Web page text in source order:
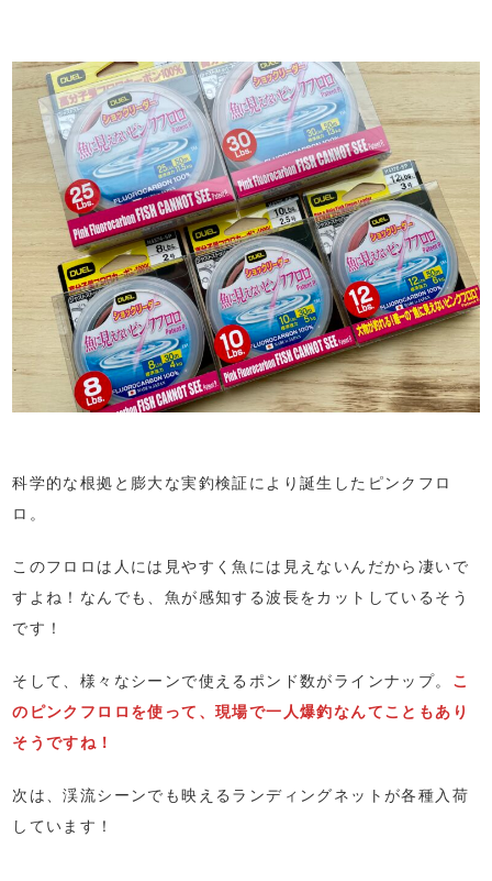
科学的な根拠と膨大な実釣検証により誕生したピンクフロ
ロ。
このフロロは人には見やすく魚には見えないんだから凄いで
すよね！なんでも、魚が感知する波長をカットしているそう
です！
そして、様々なシーンで使えるポンド数がラインナップ。 こ
のピンクフロロを使って、現場で一人爆釣なんてこともあり
そうですね！
次は、渓流シーンでも映えるランディングネットが各種入荷
しています！